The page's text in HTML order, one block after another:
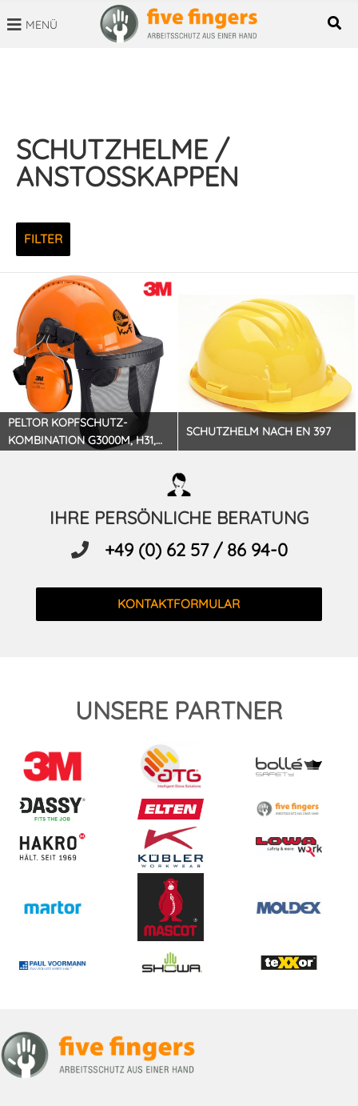
MENÜ
SCHUTZHELME /
ANSTOSSKAPPEN
FILTER
PELTOR KOPFSCHUTZ-
KOMBINATION G3000M, H31,
SCHUTZHELM NACH EN 397
IHRE PERSÖNLICHE BERATUNG
+49 (0) 62 57 / 86 94-0
KONTAKTFORMULAR
UNSERE PARTNER